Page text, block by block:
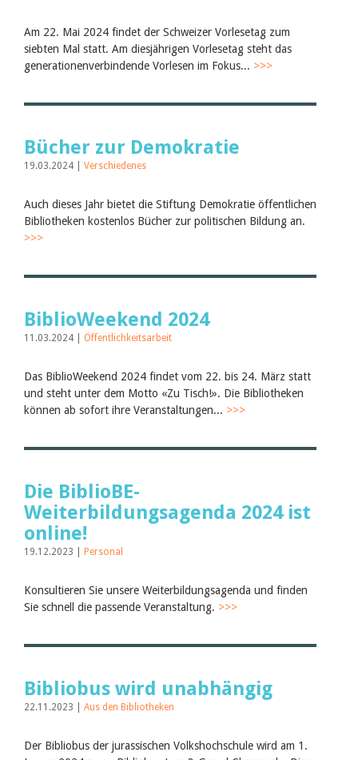
2013
2012
Am 22. Mai 2024 findet der Schweizer Vorlesetag zum
siebten Mal statt. Am diesjährigen Vorlesetag steht das
generationenverbindende Vorlesen im Fokus... >>>
Bücher zur Demokratie
19.03.2024 | Verschiedenes
Auch dieses Jahr bietet die Stiftung Demokratie öffentlichen
Bibliotheken kostenlos Bücher zur politischen Bildung an.
>>>
BiblioWeekend 2024
11.03.2024 | Öffentlichkeitsarbeit
Das BiblioWeekend 2024 findet vom 22. bis 24. März statt
und steht unter dem Motto «Zu Tisch!». Die Bibliotheken
können ab sofort ihre Veranstaltungen... >>>
Die BiblioBE-
Weiterbildungsagenda 2024 ist
online!
19.12.2023 | Personal
Konsultieren Sie unsere Weiterbildungsagenda und finden
Sie schnell die passende Veranstaltung. >>>
Bibliobus wird unabhängig
22.11.2023 | Aus den Bibliotheken
Der Bibliobus der jurassischen Volkshochschule wird am 1.